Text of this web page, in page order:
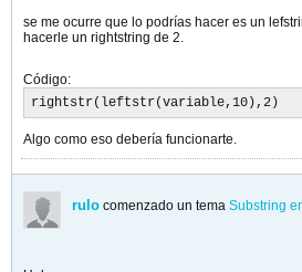
se me ocurre que lo podrías hacer es un
hacerle un rightstring de 2.
Código:
rightstr(leftstr(variable,10),2)
Algo como eso debería funcionarte.
rulo comenzado un tema Substring